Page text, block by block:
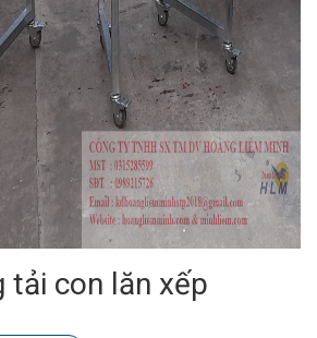
tải con lăn xếp